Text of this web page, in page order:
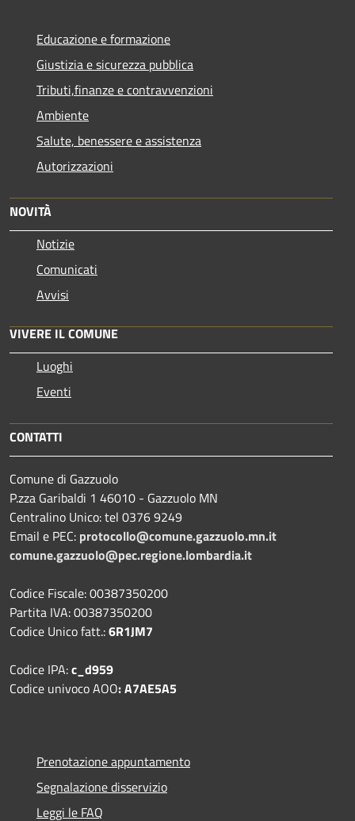
Educazione e formazione
Giustizia e sicurezza pubblica
Tributi,finanze e contravvenzioni
Ambiente
Salute, benessere e assistenza
Autorizzazioni
NOVITÀ
Notizie
Comunicati
Avvisi
VIVERE IL COMUNE
Luoghi
Eventi
CONTATTI
Comune di Gazzuolo
P.zza Garibaldi 1 46010 - Gazzuolo MN
Centralino Unico: tel 0376 9249
Email e PEC: protocollo@comune.gazzuolo.mn.it
comune.gazzuolo@pec.regione.lombardia.it
Codice Fiscale: 00387350200
Partita IVA: 00387350200
Codice Unico fatt.:6R1JM7
Codice IPA:c_d959
Codice univoco AOO: A7AE5A5
Prenotazione appuntamento
Segnalazione disservizio
Leggi le FAQ